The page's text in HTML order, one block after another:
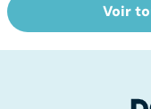
Suicide :
le passage à
Voir